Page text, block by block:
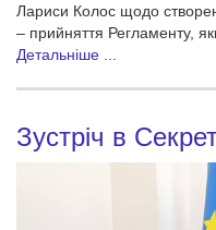
Лариси Колос щодо
– прийняття Регламенту,
Детальніше ...
Зустріч в